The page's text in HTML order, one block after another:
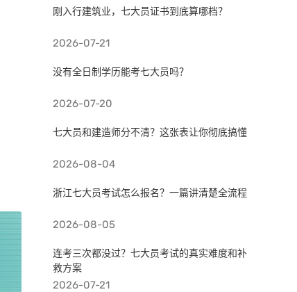
刚入行建筑业，七大员证书到底算哪档？
2026-07-21
没有全日制学历能考七大员吗？
2026-07-20
七大员和建造师分不清？这张表让你彻底搞懂
2026-08-04
浙江七大员考试怎么报名？一篇讲清楚全流程
2026-08-05
连考三次都没过？七大员考试的真实难度和补
救方案
2026-07-21